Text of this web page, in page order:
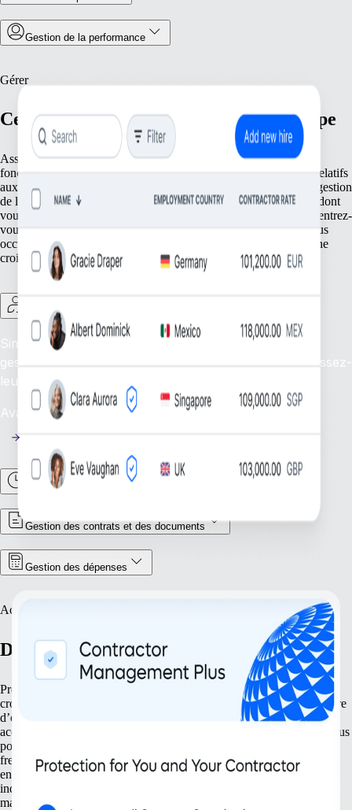
Gestion de la performance
Gérer
Centralisez les opérations de votre équipe
Assurez une gestion efficace avec des outils qui rationalisent les
fonctionnalités essentielles de votre équipe. Des registres précis relatifs
aux informations de vos employés au suivi des présences et à la gestion
de la conformité avec le droit local, nous vous apportons tout ce dont
vous avez besoin pour la bonne marche de vos opérations. Concentrez-
vous sur l’essentiel : votre personnel. Pendant ce temps, nous nous
occupons des tâches fondamentales pour votre entreprise en pleine
croissance.
Gestion des freelances
Simplifiez la supervision des freelances : assurez une
gestion efficace de vos freelances mondiaux et fournissez-
leur l’assistance nécessaire.
Availability: En cours
Gestion des heures et des présences
Gestion des contrats et des documents
Gestion des dépenses
Accroître votre présence
Déployez vos activités avec assurance
Préparez votre entreprise à tirer parti de nouvelles opportunités de
croissance. Nos offres simplifient votre développement, de l’ouverture
d’entités à la protection de votre propriété intellectuelle. Nous vous
accompagnons dès le lancement et sur la durée. Avec des outils conçus
pour répondre à vos besoins actuels et futurs — dont Gestion des
freelances et une conformité continue — vous faites évoluer votre
entreprise avec des fonctionnalités utiles. Adoptez la flexibilité
indispensable pour suivre les mutations de votre organisation et du
marché, et assurer ainsi votre réussite à long terme.